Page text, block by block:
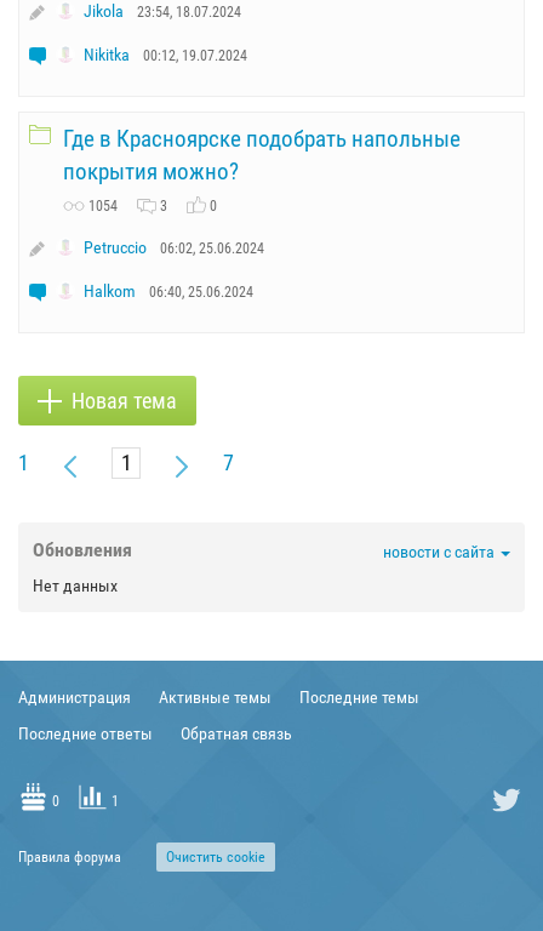
Jikola 23:54, 18.07.2024
Nikitka 00:12, 19.07.2024
Где в Красноярске подобрать напольные
покрытия можно?
1054 3 0
Petruccio 06:02, 25.06.2024
Halkom 06:40, 25.06.2024
1 7
Новая тема
Обновления
новости с сайта
Нет данных
Администрация Активные темы
Последние темы
Последние ответы
Обратная связь
0 1
Правила форума Очиcтить cookie